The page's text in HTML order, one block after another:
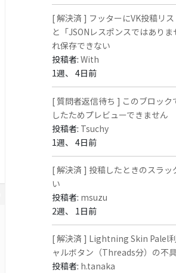
[ 解決済 ] フッターにVK投稿リ
と「JSONレスポンスではあり
れ保存できない
投稿者:With
1週、 4日前
[ 質問者返信待ち ] このブロック
したためプレビューできません
投稿者: Tsuchy
1週、 4日前
[ 解決済 ] 投稿したときのスラッ
い
投稿者: msuzu
2週、 1日前
[ 解決済 ] Lightning Skin Palel
ャルボタン（Threads分）の不
投稿者: h.tanaka